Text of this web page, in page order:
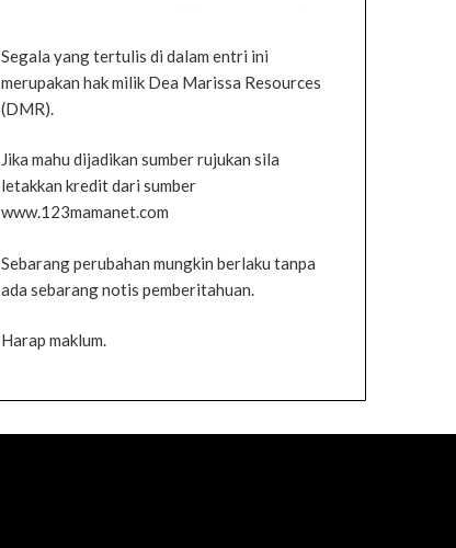
Segala yang tertulis di dalam entri ini
merupakan hak milik Dea Marissa Resources
(DMR).
Jika mahu dijadikan sumber rujukan sila
letakkan kredit dari sumber
www.123mamanet.com
Sebarang perubahan mungkin berlaku tanpa
ada sebarang notis pemberitahuan.
Harap maklum.